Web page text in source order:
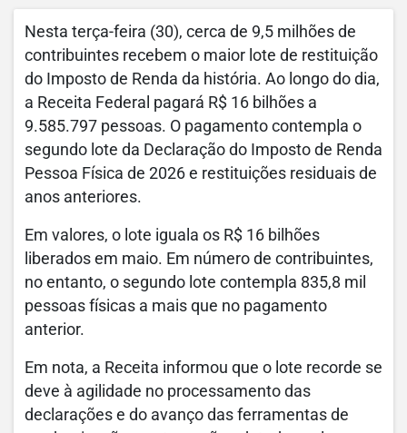
Nesta terça-feira (30), cerca de 9,5 milhões de
contribuintes recebem o maior lote de restituição
do Imposto de Renda da história. Ao longo do dia,
a Receita Federal pagará R$ 16 bilhões a
9.585.797 pessoas. O pagamento contempla o
segundo lote da Declaração do Imposto de Renda
Pessoa Física de 2026 e restituições residuais de
anos anteriores.
Em valores, o lote iguala os R$ 16 bilhões
liberados em maio. Em número de contribuintes,
no entanto, o segundo lote contempla 835,8 mil
pessoas físicas a mais que no pagamento
anterior.
Em nota, a Receita informou que o lote recorde se
deve à agilidade no processamento das
declarações e do avanço das ferramentas de